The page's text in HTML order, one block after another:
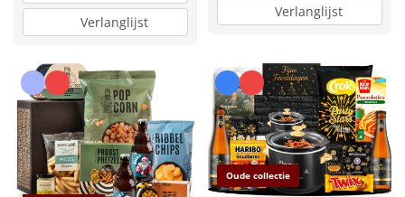
Verlanglijst
Verlanglijst
Oude collectie